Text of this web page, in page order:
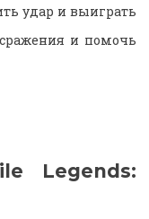
удар и выиграть
и помочь
Legends: